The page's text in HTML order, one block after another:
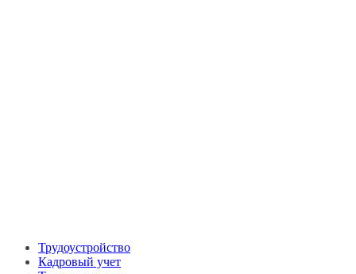
Трудоустройство
Кадровый учет